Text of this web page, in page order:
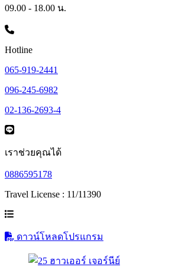
09.00 - 18.00 น.
Hotline
065-919-2441
096-245-6982
02-136-2693-4
เราช่วยคุณได้
0886595178
Travel License : 11/11390
ดาวน์โหลดโปรแกรม